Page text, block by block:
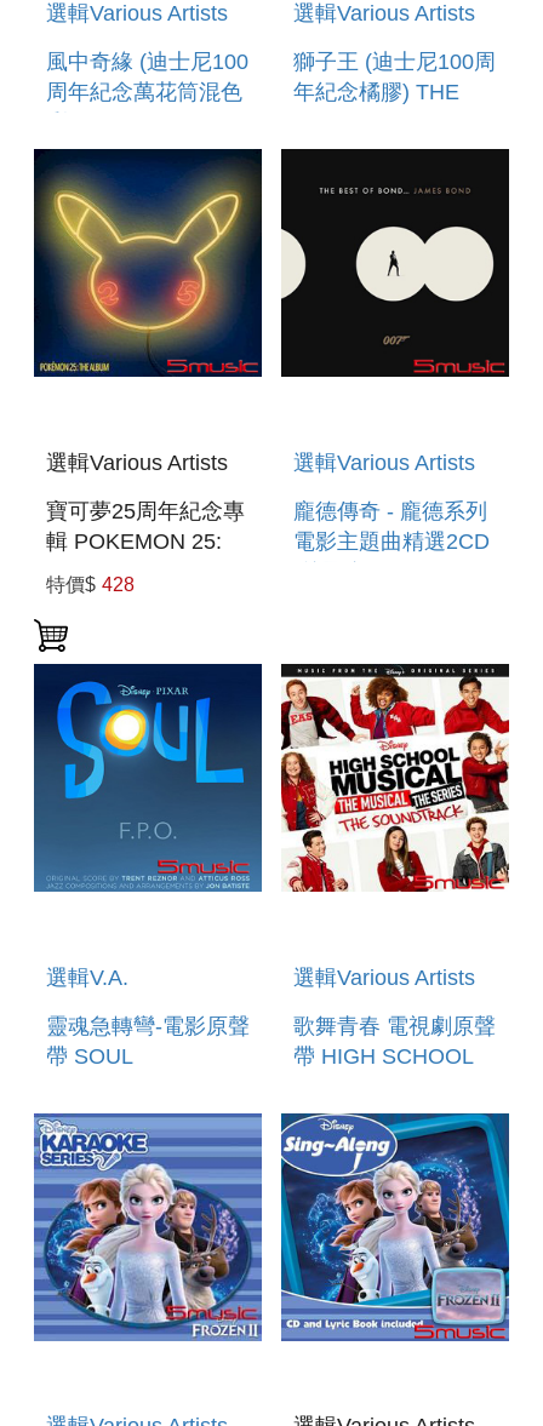
選輯Various Artists
風中奇緣 (迪士尼100
周年紀念萬花筒混色
FROM
POCAHONTAS
(KALEIDOSCOPE
SUNSET
SPLATTER VINYL)
選輯Various Artists
獅子王 (迪士尼100周
年紀念橘膠) THE
COLOURED VINYL)
選輯Various Artists
寶可夢25周年紀念專
輯 POKEMON 25:
THE ALBUM
特價$ 428
選輯Various Artists
龐德傳奇 - 龐德系列
電影主題曲精選2CD
選輯V.A.
靈魂急轉彎-電影原聲
帶 SOUL
MOTION PICTURE
SOUNDTRACK)
選輯Various Artists
歌舞青春 電視劇原聲
帶 HIGH SCHOOL
MUSICAL: THE
SERIES